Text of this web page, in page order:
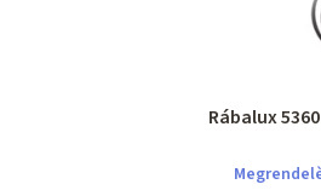
Rábalux